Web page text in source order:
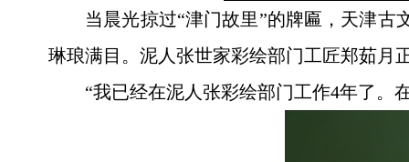
当晨光掠过“津门故里”的牌匾，天津
琳琅满目。泥人张世家彩绘部门工匠郑茹月
“我已经在泥人张彩绘部门工作4年了。